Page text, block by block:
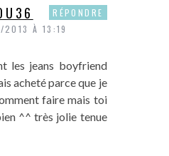
À 13:19
les jeans boyfriend
acheté parce que je
faire mais toi
^^ très jolie tenue
RÉPONDRE